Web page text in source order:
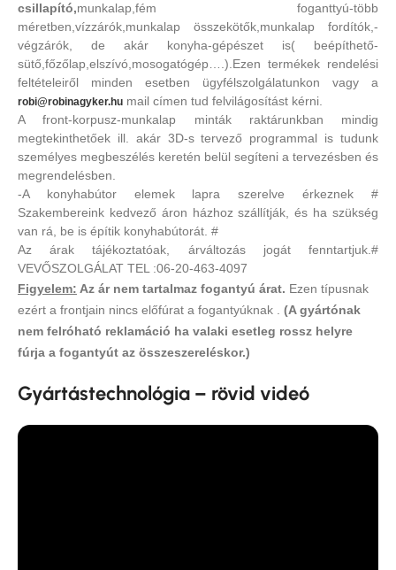
csillapító,munkalap,fém foganttyú-több
méretben,vízzárók,munkalap összekötők,munkalap fordítók,-
végzárók, de akár konyha-gépészet is( beépíthető-
sütő,főzőlap,elszívó,mosogatógép….).Ezen termékek rendelési
feltételeiről minden esetben ügyfélszolgálatunkon vagy a
robi@robinagyker.hu mail címen tud felvilágosítást kérni.
A front-korpusz-munkalap minták raktárunkban mindig
megtekinthetőek ill. akár 3D-s tervező programmal is tudunk
személyes megbeszélés keretén belül segíteni a tervezésben és
megrendelésben.
-A konyhabútor elemek lapra szerelve érkeznek #
Szakembereink kedvező áron házhoz szállítják, és ha szükség
van rá, be is építik konyhabútorát. #
Az árak tájékoztatóak, árváltozás jogát fenntartjuk.#
VEVŐSZOLGÁLAT TEL :06-20-463-4097
Figyelem: Az ár nem tartalmaz fogantyú árat. Ezen típusnak
ezért a frontjain nincs előfúrat a fogantyúknak . (A gyártónak
nem felróható reklamáció ha valaki esetleg rossz helyre
fúrja a fogantyút az összeszereléskor.)
Gyártástechnológia – rövid videó